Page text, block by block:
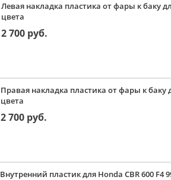
Левая накладка пластика от фары к баку
цвета
2 700 руб.
Правая накладка пластика от фары к баку
цвета
2 700 руб.
Внутренний пластик для Honda CBR 600 F4